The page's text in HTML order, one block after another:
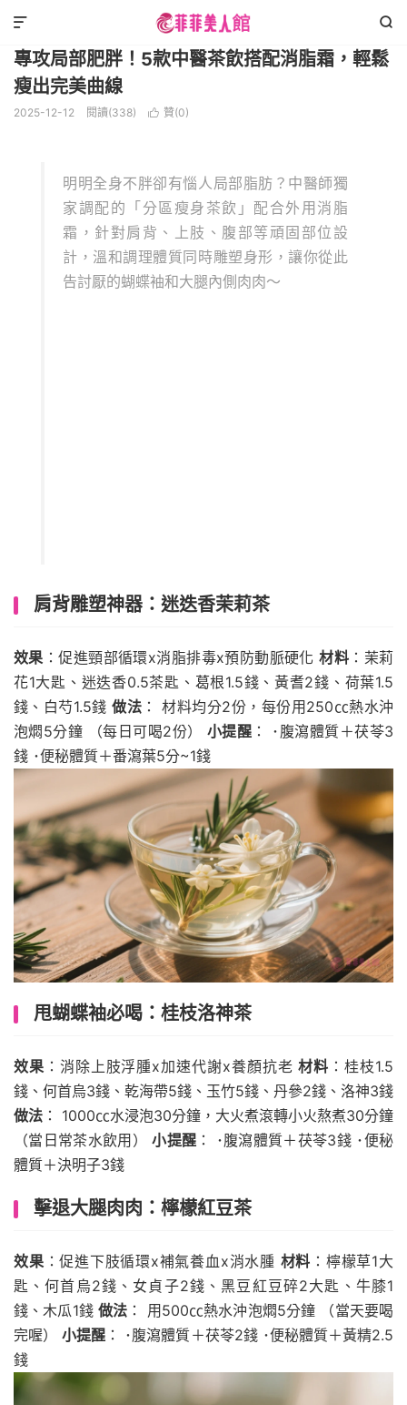


減肥瘦身
專攻局部肥胖！5款中醫茶飲搭配消脂霜，輕鬆
瘦出完美曲線
2025-12-12 閱讀(338)  贊(0)
明明全身不胖卻有惱人局部脂肪？中醫師獨
家調配的「分區瘦身茶飲」配合外用消脂
霜，針對肩背、上肢、腹部等頑固部位設
計，溫和調理體質同時雕塑身形，讓你從此
告討厭的蝴蝶袖和大腿內側肉肉～
肩背雕塑神器：迷迭香茉莉茶
效果 ：促進頸部循環x消脂排毒x預防動脈硬化材料 ：茉莉
花1大匙、迷迭香0.5茶匙、葛根1.5錢、黃耆2錢、荷葉1.5
錢、白芍1.5錢做法 ： 材料均分2份，每份用250㏄熱水沖
泡燜5分鐘 （每日可喝2份） 小提醒 ： ･腹瀉體質＋茯苓3
錢 ･便秘體質＋番瀉葉5分~1錢
甩蝴蝶袖必喝：桂枝洛神茶
效果 ：消除上肢浮腫x加速代謝x養顏抗老材料 ：桂枝1.5
錢、何首烏3錢、乾海帶5錢、玉竹5錢、丹參2錢、洛神3錢
做法 ： 1000㏄水浸泡30分鐘，大火煮滾轉小火熬煮30分鐘
（當日常茶水飲用）小提醒 ： ･腹瀉體質＋茯苓3錢 ･便秘
體質＋決明子3錢
擊退大腿肉肉：檸檬紅豆茶
效果 ：促進下肢循環x補氣養血x消水腫 材料 ：檸檬草1大
匙、何首烏2錢、女貞子2錢、黑豆紅豆碎2大匙、牛膝1
錢、木瓜1錢做法 ： 用500㏄熱水沖泡燜5分鐘 （當天要喝
完喔）小提醒 ： ･腹瀉體質＋茯苓2錢 ･便秘體質＋黃精2.5
錢